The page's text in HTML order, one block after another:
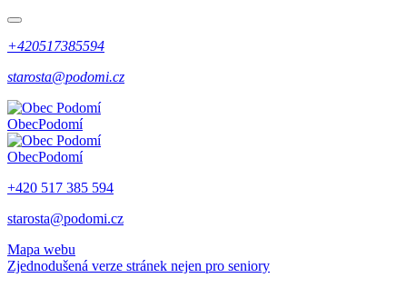
+420517385594
starosta@podomi.cz
ObecPodomí
ObecPodomí
+420 517 385 594
starosta@podomi.cz
Mapa webu
Zjednodušená verze stránek nejen pro seniory